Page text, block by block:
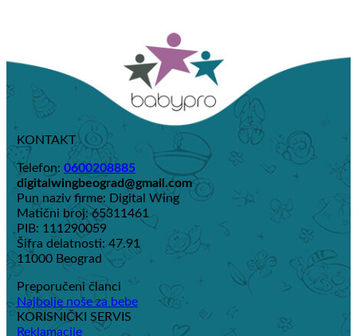
KONTAKT
Telefon: 0600208885
digitalwingbeograd@gmail.com
Pun naziv firme: Digital Wing
Matični broj: 65311461
PIB: 111290059
Šifra delatnosti: 47.91
11000 Beograd
Preporučeni članci
Najbolje noše za bebe
KORISNIČKI SERVIS
Reklamacije